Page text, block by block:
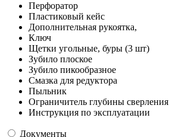
Перфоратор
Пластиковый кейс
Дополнительная рукоятка,
Ключ
Щетки угольные, буры (3 шт)
Зубило плоское
Зубило пикообразное
Смазка для редуктора
Пыльник
Ограничитель глубины сверления
Инструкция по эксплуатации
Документы